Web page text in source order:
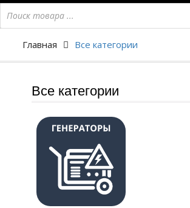
товара
Главная Все категории
Все категории